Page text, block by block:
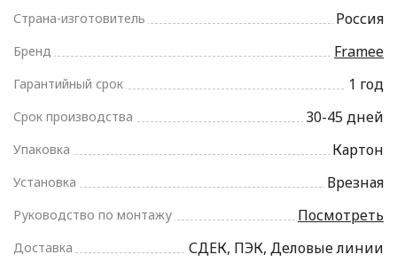
Страна-изготовитель Россия
Бренд Framee
Гарантийный срок 1 год
Срок производства 30-45 дней
Упаковка Картон
Установка Врезная
Руководство по монтажу Посмотреть
Доставка СДЕК, ПЭК, Деловые линии